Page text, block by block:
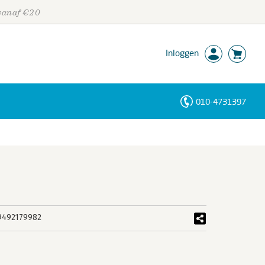
€20
Inloggen
010-4731397
Personen